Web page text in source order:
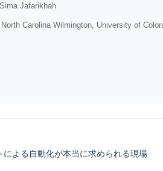
Jafarikhah
Carolina Wilmington, University of
よる自動化が本当に求められる現場